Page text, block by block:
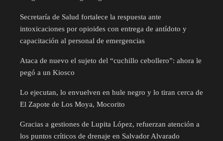
Secretaría de Salud fortalece la respuesta ante
intoxicaciones por opioides con entrega de antídoto y
capacitación al personal de emergencias
Ataca de nuevo el sujeto del “cuchillo cebollero”: ahora le
pegó a un Kiosco
Lo ejecutan, lo envuelven en hule negro y lo tiran cerca de
El Zapote de Los Moya, Mocorito
Gracias a gestiones de Lupita López, refuerzan atención a
los puntos críticos de drenaje en Salvador Alvarado